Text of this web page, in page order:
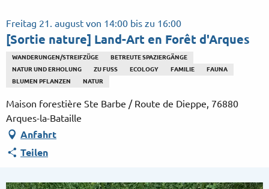
au
contenu
Freitag 21. august von 14:00 bis zu 16:00
[Sortie nature] Land-Art en Forêt d'Arques
WANDERUNGEN/STREIFZÜGE
BETREUTE SPAZIERGÄNGE
NATUR UND ERHOLUNG
ZU FUSS ECOLOGY FAMILIE
FAUNA
BLUMEN PFLANZEN
NATUR
Maison forestière Ste Barbe / Route de Dieppe, 76880
Arques-la-Bataille
Anfahrt
Teilen